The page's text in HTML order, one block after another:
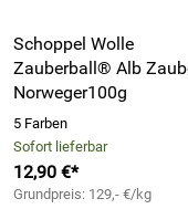
Schoppel Wolle
Zauberball® Alb
Norweger100g
5 Farben
Sofort lieferbar
12,90 €*
Grundpreis: 129,- €/kg